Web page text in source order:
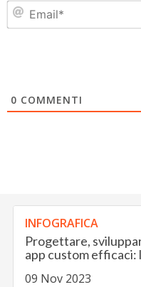
0 COMMENTI
INFOGRAFICA
Progettare,
app custom efficaci:
09 Nov 2023